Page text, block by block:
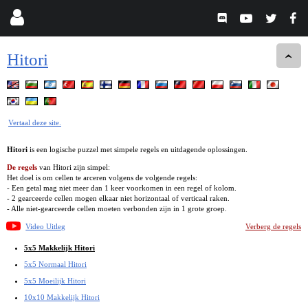
Hitori
Vertaal deze site.
Hitori is een logische puzzel met simpele regels en uitdagende oplossingen.
De regels van Hitori zijn simpel:
Het doel is om cellen te arceren volgens de volgende regels:
- Een getal mag niet meer dan 1 keer voorkomen in een regel of kolom.
- 2 gearceerde cellen mogen elkaar niet horizontaal of verticaal raken.
- Alle niet-gearceerde cellen moeten verbonden zijn in 1 grote groep.
Video Uitleg Verberg de regels
5x5 Makkelijk Hitori
5x5 Normaal Hitori
5x5 Moeilijk Hitori
10x10 Makkelijk Hitori